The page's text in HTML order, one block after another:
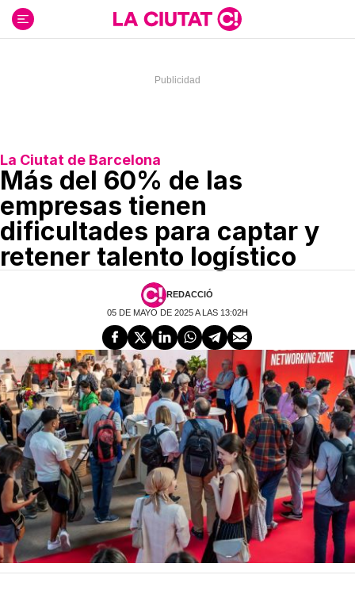
contenido
La Ciutat de Barcelona
Más del 60% de las
empresas tienen
dificultades para captar y
retener talento logístico
REDACCIÓ
05 DE MAYO DE 2025 A LAS 13:02H